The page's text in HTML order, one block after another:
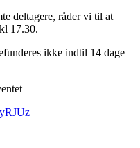
deltagere, råder vi til at
17.30.
ikke indtil 14 dage